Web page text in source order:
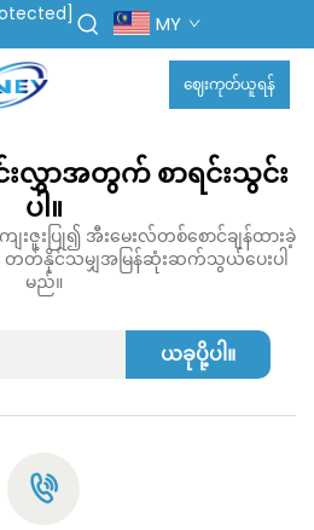
MY
ဈေးကုတ်ယူရန်
ာအတွက် စာရင်းသွင်း
ပါ။
ေးဇူးပြု၍ အီးမေးလ်တစ်စောင်ချန်ထားခဲ့
တ်နိုင်သမျှအမြန်ဆုံးဆက်သွယ်ပေးပါ
မည်။
ယခုပို့ပါ။